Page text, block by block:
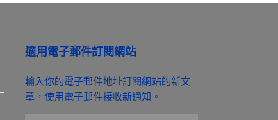
適用電子郵件訂閱網站
輸入你的電子郵件地址訂閱網站的新文
章，使用電子郵件接收新通知。